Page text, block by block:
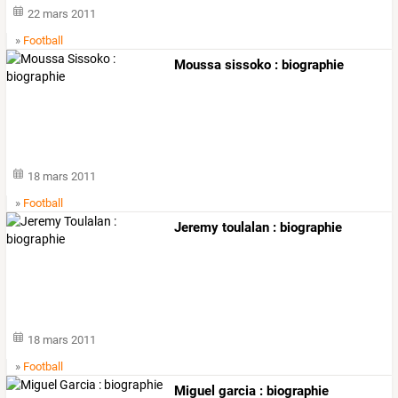
22 mars 2011
» Football
Moussa sissoko : biographie
18 mars 2011
» Football
Jeremy toulalan : biographie
18 mars 2011
» Football
Miguel garcia : biographie